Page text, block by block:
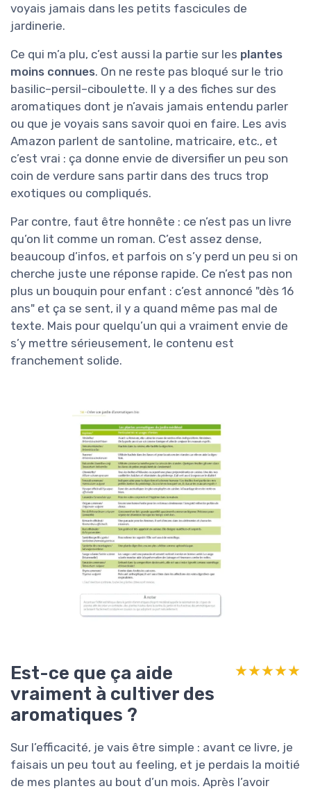
voyais jamais dans les petits fascicules de
jardinerie.
Ce qui m’a plu, c’est aussi la partie sur les plantes
moins connues. On ne reste pas bloqué sur le trio
basilic–persil–ciboulette. Il y a des fiches sur des
aromatiques dont je n’avais jamais entendu parler
ou que je voyais sans savoir quoi en faire. Les avis
Amazon parlent de santoline, matricaire, etc., et
c’est vrai : ça donne envie de diversifier un peu son
coin de verdure sans partir dans des trucs trop
exotiques ou compliqués.
Par contre, faut être honnête : ce n’est pas un livre
qu’on lit comme un roman. C’est assez dense,
beaucoup d’infos, et parfois on s’y perd un peu si on
cherche juste une réponse rapide. Ce n’est pas non
plus un bouquin pour enfant : c’est annoncé "dès 16
ans" et ça se sent, il y a quand même pas mal de
texte. Mais pour quelqu’un qui a vraiment envie de
s’y mettre sérieusement, le contenu est
franchement solide.
Est-ce que ça aide
vraiment à cultiver des
aromatiques ?
★★★★★
★★★★★
Sur l’efficacité, je vais être simple : avant ce livre, je
faisais un peu tout au feeling, et je perdais la moitié
de mes plantes au bout d’un mois. Après l’avoir